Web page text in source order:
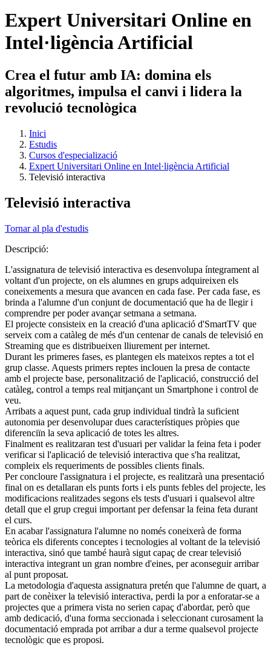
Expert Universitari Online en
Intel·ligència Artificial
Crea el futur amb IA: domina els
algoritmes, impulsa el canvi i lidera la
revolució tecnològica
Inici
Estudis
Cursos d'especializació
Expert Universitari Online en Intel·ligència Artificial
Televisió interactiva
Televisió interactiva
Tornar al pla d'estudis
Descripció:
L'assignatura de televisió interactiva es desenvolupa íntegrament al
voltant d'un projecte, on els alumnes en grups adquireixen els
coneixements a mesura que avancen en cada fase. Per cada fase, es
brinda a l'alumne d'un conjunt de documentació que ha de llegir i
comprendre per poder avançar setmana a setmana.
El projecte consisteix en la creació d'una aplicació d'SmartTV que
serveix com a catàleg de més d'un centenar de canals de televisió en
Streaming que es distribueixen lliurement per internet.
Durant les primeres fases, es plantegen els mateixos reptes a tot el
grup classe. Aquests primers reptes inclouen la presa de contacte
amb el projecte base, personalització de l'aplicació, construcció del
catàleg, control a temps real mitjançant un Smartphone i control de
veu.
Arribats a aquest punt, cada grup individual tindrà la suficient
autonomia per desenvolupar dues característiques pròpies que
diferenciïn la seva aplicació de totes les altres.
Finalment es realitzaran test d'usuari per validar la feina feta i poder
verificar si l'aplicació de televisió interactiva que s'ha realitzat,
compleix els requeriments de possibles clients finals.
Per concloure l'assignatura i el projecte, es realitzarà una presentació
final on es detallaran els punts forts i els punts febles del projecte, les
modificacions realitzades segons els tests d'usuari i qualsevol altre
detall que el grup cregui important per defensar la feina feta durant
el curs.
En acabar l'assignatura l'alumne no només coneixerà de forma
teòrica els diferents conceptes i tecnologies al voltant de la televisió
interactiva, sinó que també haurà sigut capaç de crear televisió
interactiva integrant un gran nombre d'eines, per aconseguir arribar
al punt proposat.
La metodologia d'aquesta assignatura pretén que l'alumne de quart, a
part de conèixer la televisió interactiva, perdi la por a enforatar-se a
projectes que a primera vista no serien capaç d'abordar, però que
amb dedicació, d'una forma seccionada i seleccionant curosament la
documentació emprada pot arribar a dur a terme qualsevol projecte
tecnològic que es proposi.